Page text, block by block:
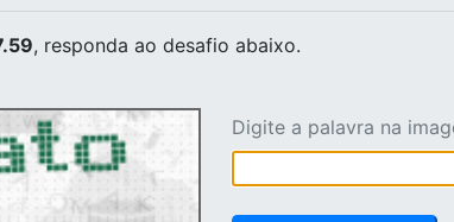
, responda ao desafio abaixo.
Digite a palavra na